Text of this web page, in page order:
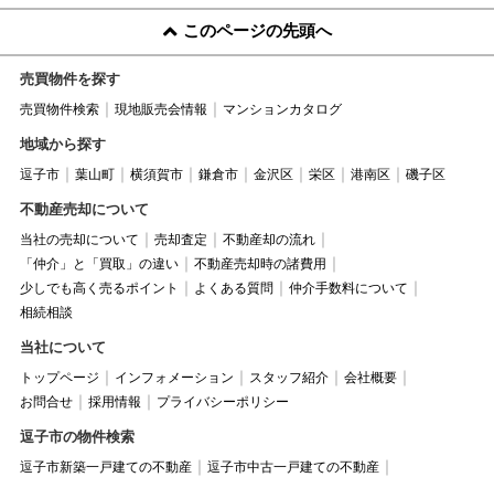
このページの先頭へ
売買物件を探す
売買物件検索 現地販売会情報 マンションカタログ
地域から探す
逗子市 葉山町 横須賀市 鎌倉市 金沢区 栄区 港南区 磯子区
不動産売却について
当社の売却について 売却査定
不動産却の流れ
「仲介」と「買取」の違い
不動産売却時の諸費用
少しでも高く売るポイント
よくある質問
仲介手数料について
相続相談
当社について
トップページ インフォメーション スタッフ紹介
会社概要
お問合せ
採用情報 プライバシーポリシー
逗子市の物件検索
逗子市新築一戸建ての不動産
逗子市中古一戸建ての不動産